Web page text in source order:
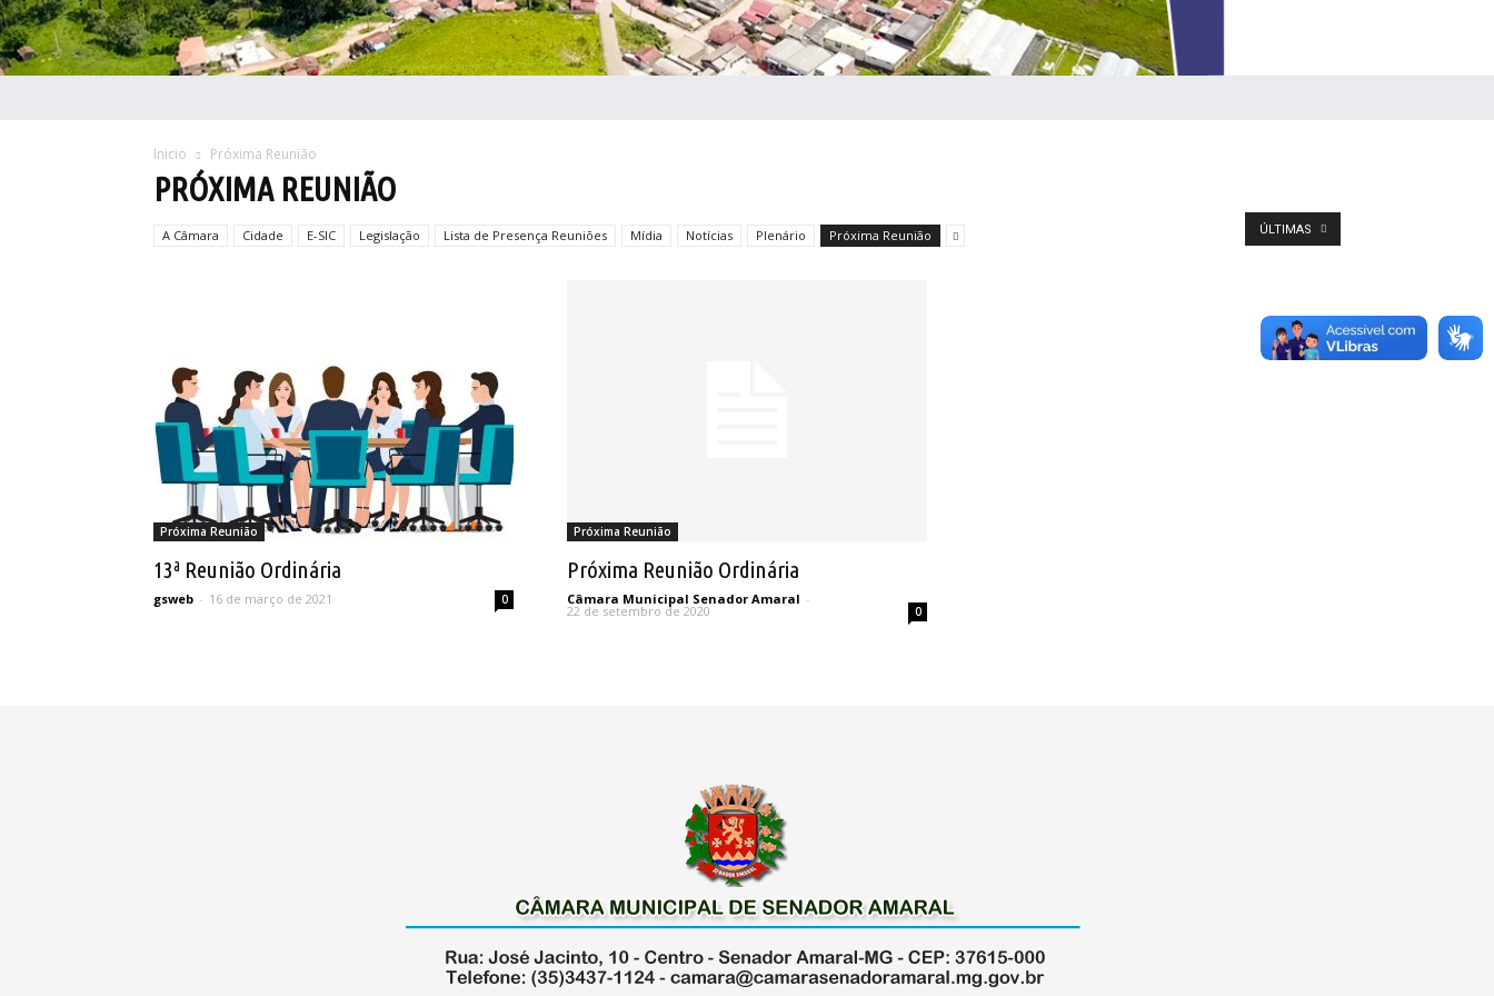
Inicio Próxima Reunião
PRÓXIMA REUNIÃO
A Câmara Cidade E-SIC Legislação Lista de Presença Reuniões Mídia Notícias Plenário Próxima Reunião ÚLTIMAS
Próxima Reunião
13ª Reunião Ordinária
gsweb - 16 de março de 2021 0
Próxima Reunião
Próxima Reunião Ordinária
Câmara Municipal Senador Amaral -
22 de setembro de 2020 0